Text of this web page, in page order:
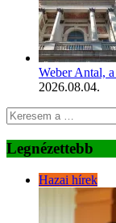
Weber Antal,
2026.08.04.
Legnézettebb
Hazai hírek